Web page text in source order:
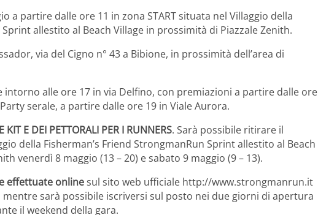
a partire dalle ore 11 in zona START situata nel Villaggio della
allestito al Beach Village in prossimità di Piazzale Zenith.
via del Cigno n° 43 a Bibione, in prossimità dell’area di
intorno alle ore 17 in via Delfino, con premiazioni a partire dalle ore
serale, a partire dalle ore 19 in Viale Aurora.
E DEI PETTORALI PER I RUNNERS. Sarà possibile ritirare il
della Fisherman’s Friend StrongmanRun Sprint allestito al Beach
venerdì 8 maggio (13 – 20) e sabato 9 maggio (9 – 13).
effettuate onlinesul sito web ufficiale http://www.strongmanrun.it
sarà possibile iscriversi sul posto nei due giorni di apertura
il weekend della gara.